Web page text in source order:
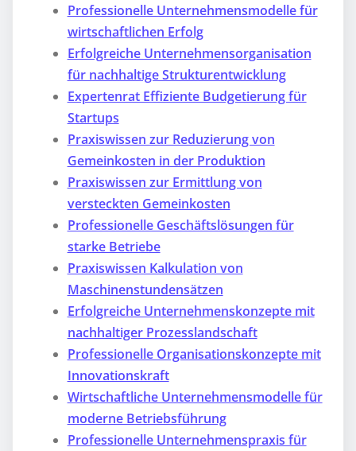
Professionelle Unternehmensmodelle für
wirtschaftlichen Erfolg
Erfolgreiche Unternehmensorganisation
für nachhaltige Strukturentwicklung
Expertenrat Effiziente Budgetierung für
Startups
Praxiswissen zur Reduzierung von
Gemeinkosten in der Produktion
Praxiswissen zur Ermittlung von
versteckten Gemeinkosten
Professionelle Geschäftslösungen für
starke Betriebe
Praxiswissen Kalkulation von
Maschinenstundensätzen
Erfolgreiche Unternehmenskonzepte mit
nachhaltiger Prozesslandschaft
Professionelle Organisationskonzepte mit
Innovationskraft
Wirtschaftliche Unternehmensmodelle für
moderne Betriebsführung
Professionelle Unternehmenspraxis für